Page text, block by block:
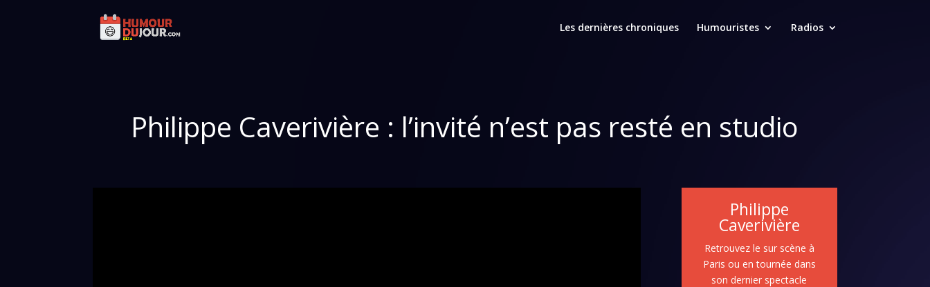
Les dernières chroniques Humouristes Radios
Philippe Caverivière : l’invité n’est pas resté en studio
Philippe
Caverivière
Retrouvez le sur scène à
Paris ou en tournée dans
son dernier spectacle